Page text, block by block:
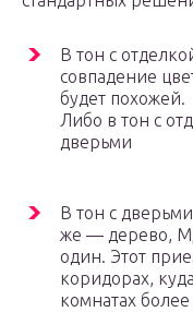
В тон с
совпадение
будет похожей.
Либо в тон с
дверьми
В тон с
же — дерево,
один. Этот
коридорах,
комнатах